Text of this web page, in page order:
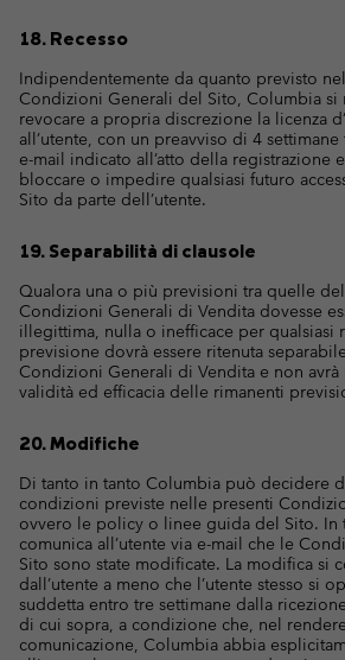
18. Recesso
Indipendentemente da quanto previsto
Condizioni Generali del Sito, Columbia
revocare a propria discrezione la licenza
all’utente, con un preavviso di 4 settimane
e-mail indicato all’atto della registrazione
bloccare o impedire qualsiasi futuro
Sito da parte dell’utente.
19. Separabilità di clausole
Qualora una o più previsioni tra quelle
Condizioni Generali di Vendita dovesse
illegittima, nulla o inefficace per qualsiasi
previsione dovrà essere ritenuta
Condizioni Generali di Vendita e non avrà
validità ed efficacia delle rimanenti
20. Modifiche
Di tanto in tanto Columbia può decidere
condizioni previste nelle presenti
ovvero le policy o linee guida del Sito. In
comunica all’utente via e-mail che le
Sito sono state modificate. La modifica si
dall’utente a meno che l’utente stesso si
suddetta entro tre settimane dalla
di cui sopra, a condizione che, nel
comunicazione, Columbia abbia